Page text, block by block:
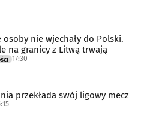
osoby nie wjechały do Polski.
na granicy z Litwą trwają
17:30
przekłada swój ligowy mecz